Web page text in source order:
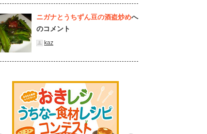
ニガナとうちずん豆の酒盗炒めへ
のコメント
kaz